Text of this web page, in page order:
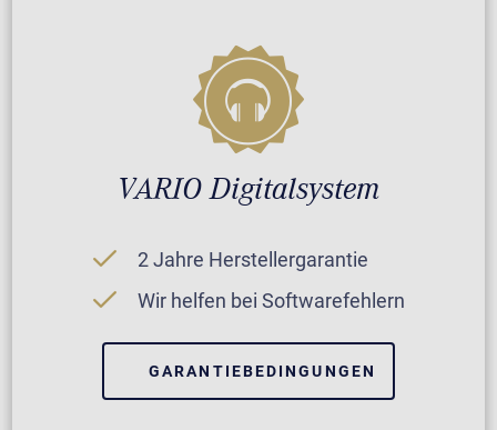
VARIO Digitalsystem
2 Jahre Herstellergarantie
Wir helfen bei Softwarefehlern
GARANTIEBEDINGUNGEN